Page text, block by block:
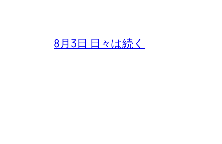
8月3日 日々は続く